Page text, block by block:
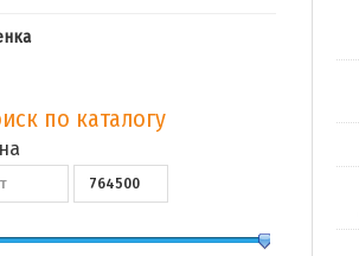
по каталогу